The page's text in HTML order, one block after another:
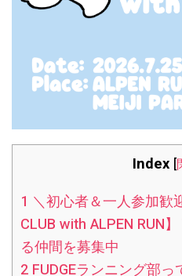
Index [
1 ＼初心者＆一人参加歓
CLUB with ALPEN RUN
る仲間を募集中
2FUDGEランニング部っ